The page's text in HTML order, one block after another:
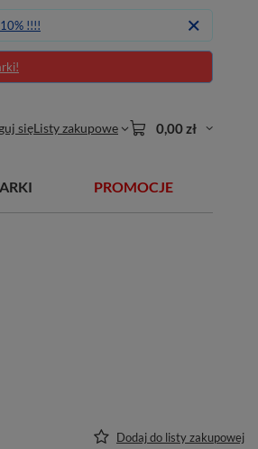
!!!!
sięListy zakupowe 0,00 zł
PROMOCJE
Dodaj do listy zakupowej